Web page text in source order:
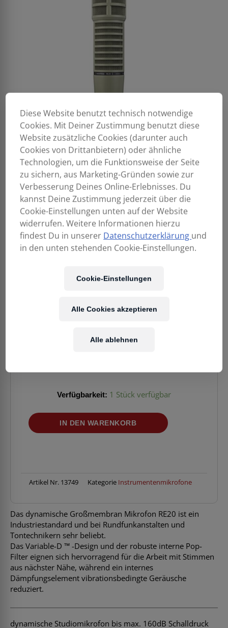
Verfügbarkeit: 1 Stück verfügbar
RE20
IN DEN WARENKORB
Artikel Nr. 13749 Kategorie Instrumentenmikrofone
Das dynamische Großmembran Mikrofon RE20 ist ein
Industriestandard und bei Rundfunkanstalten und
Tontechnikern sehr beliebt.
Das Variable-D ™ -Design und der robuste interne Pop-
Filter eignen sich hervorragend für die Arbeit mit Stimmen
aus nächster Nähe, während ein internes
Dämpfungselement vibrationsbedingte Geräusche
reduziert.
dynamische Studiomikrofon bis max. 160dB Schalldruck
Diese Website benutzt technisch notwendige
Cookies. Mit Deiner Zustimmung benutzt diese
Website zusätzliche Cookies (darunter auch
Cookies von Drittanbietern) oder ähnliche
Technologien, um die Funktionsweise der Seite
zu sichern, aus Marketing-Gründen sowie zur
Verbesserung Deines Online-Erlebnisses. Du
kannst Deine Zustimmung jederzeit über die
Cookie-Einstellungen unten auf der Website
widerrufen. Weitere Informationen hierzu
findest Du in unserer Datenschutzerklärung und
in den unten stehenden Cookie-Einstellungen.
Cookie-Einstellungen
Alle ablehnen
Alle Cookies akzeptieren